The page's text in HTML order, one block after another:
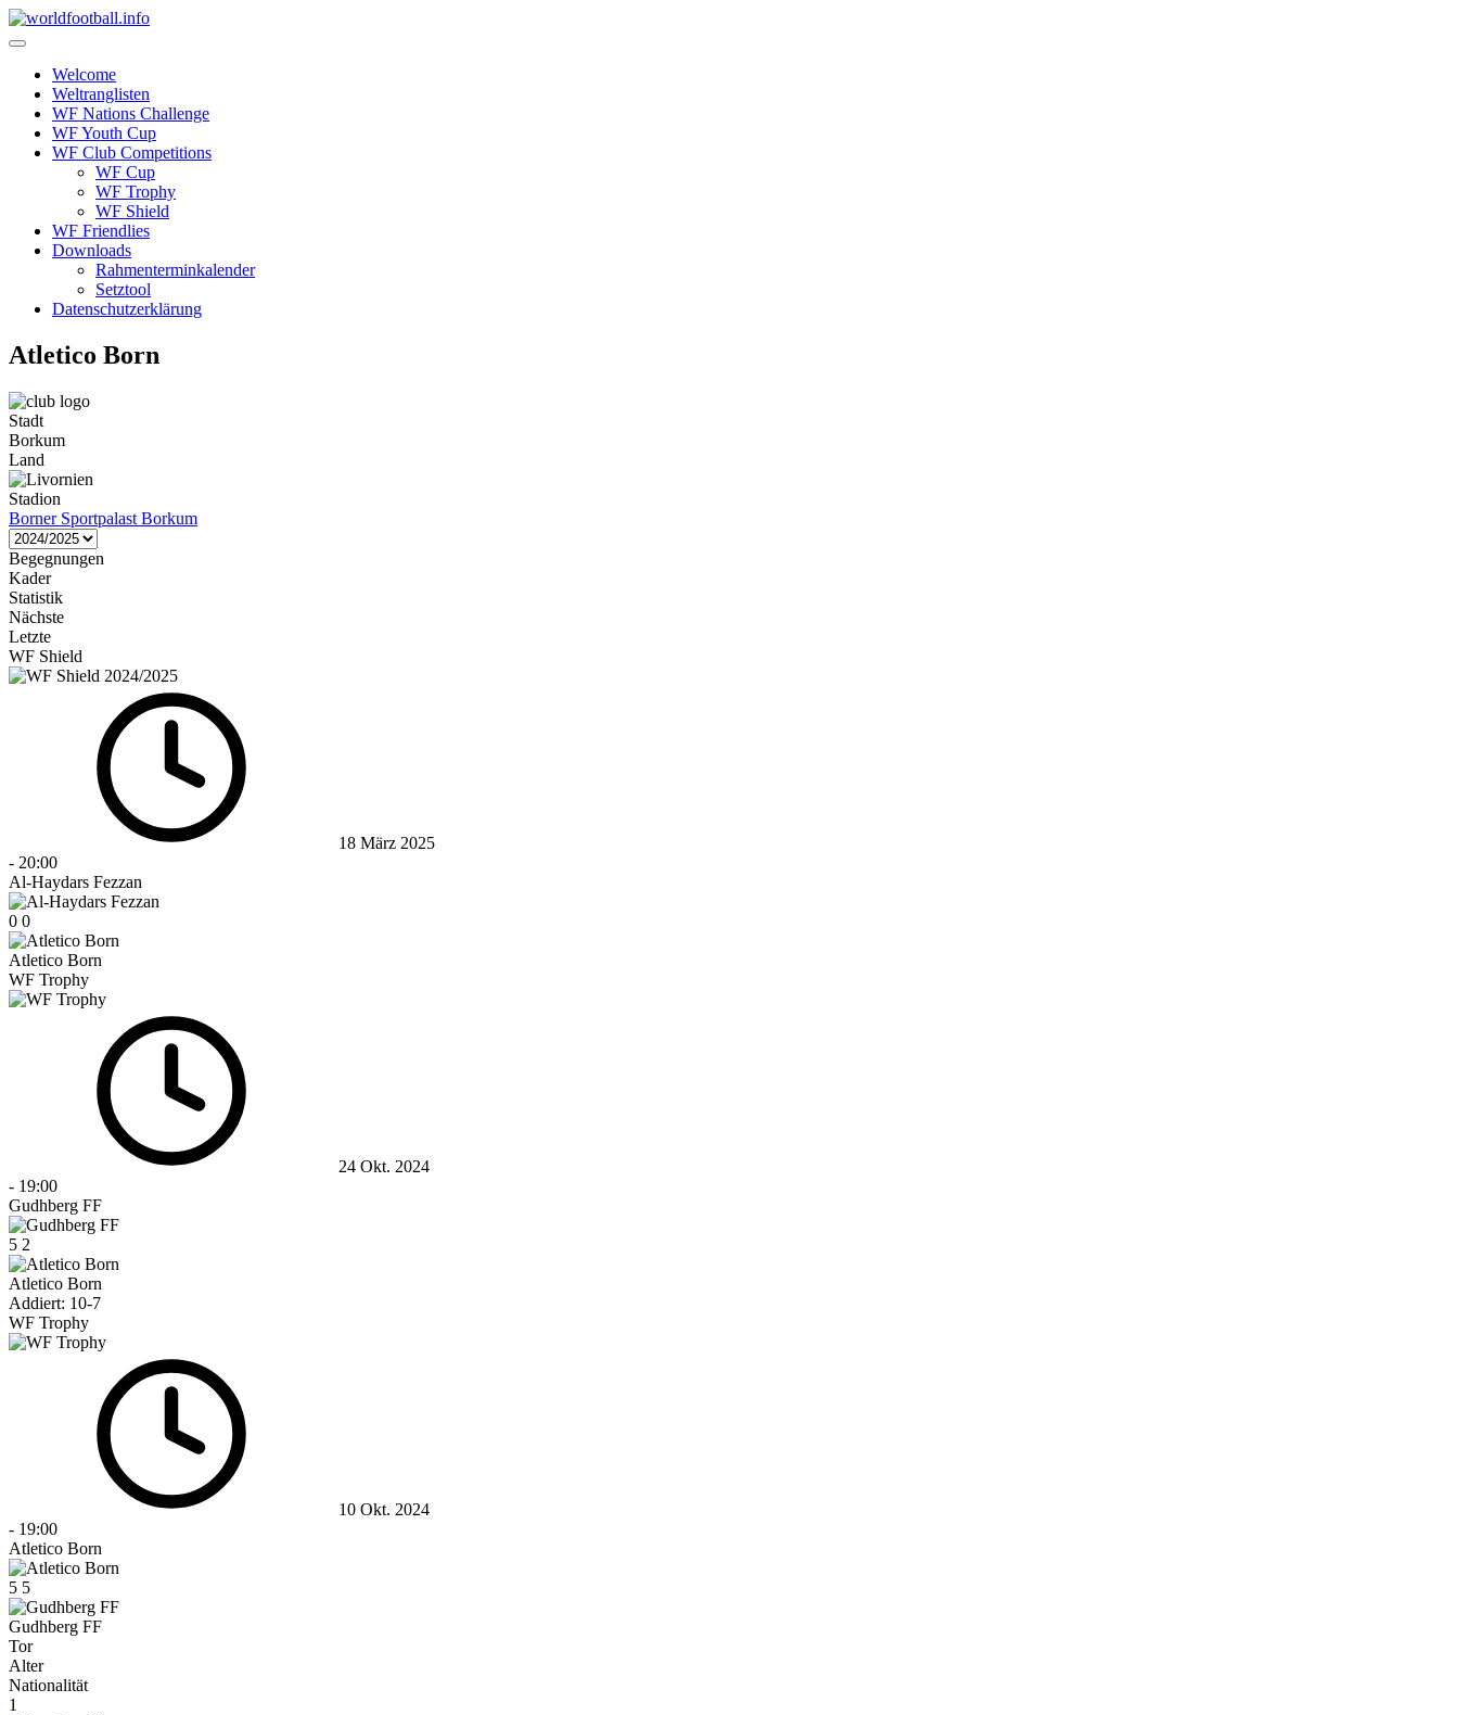
Skip
to
Welcome
Weltranglisten
WF Nations Challenge
WF Youth Cup
WF Club Competitions
WF Cup
WF Trophy
WF Shield
WF Friendlies
Downloads
Rahmenterminkalender
Setztool
Datenschutzerklärung
Atletico Born
Stadt
Borkum
Land
Stadion
Borner Sportpalast Borkum
Begegnungen
Kader
Statistik
Nächste
Letzte
WF Shield
18 März 2025
- 20:00
Al-Haydars Fezzan
0 0
Atletico Born
WF Trophy
24 Okt. 2024
- 19:00
Gudhberg FF
5 2
Atletico Born
Addiert: 10-7
WF Trophy
10 Okt. 2024
- 19:00
Atletico Born
5 5
Gudhberg FF
Tor
Alter
Nationalität
1